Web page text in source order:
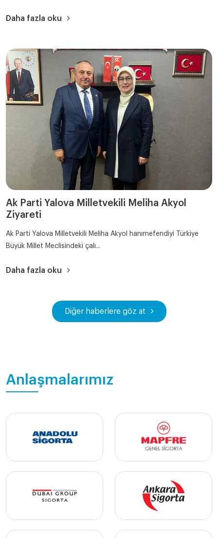
Daha fazla oku
Ak Parti Yalova Milletvekili Meliha Akyol
Ziyareti
Ak Parti Yalova Milletvekili Meliha Akyol hanımefendiyi Türkiye
Büyük Millet Meclisindeki çalı...
Daha fazla oku
Diğer haberlere göz at
Anlaşmalarımız